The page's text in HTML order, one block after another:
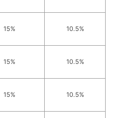
15% 10.5%
15% 10.5%
15% 10.5%